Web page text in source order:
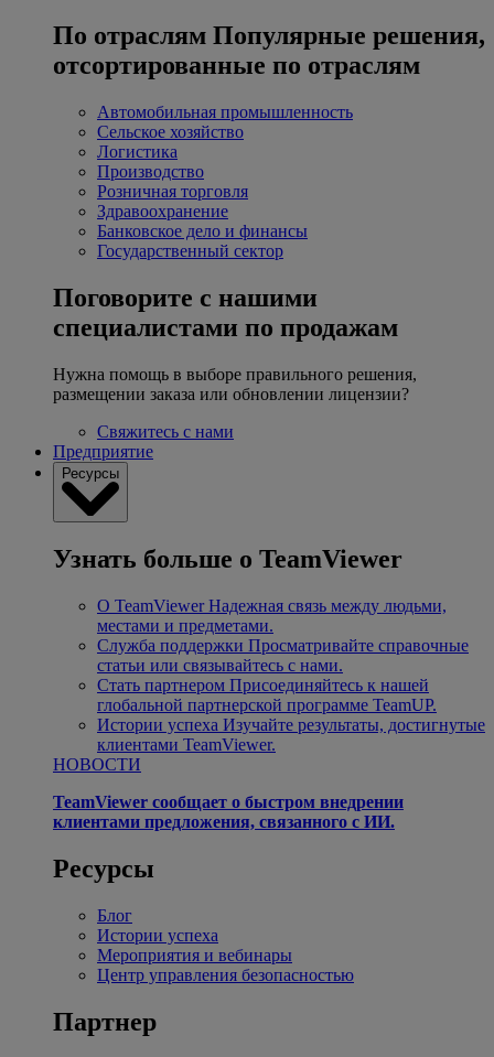
По отраслям Популярные решения,
отсортированные по отраслям
Автомобильная промышленность
Сельское хозяйство
Логистика
Производство
Розничная торговля
Здравоохранение
Банковское дело и финансы
Государственный сектор
Поговорите с нашими
специалистами по продажам
Нужна помощь в выборе правильного решения,
размещении заказа или обновлении лицензии?
Свяжитесь с нами
Предприятие
Ресурсы
Узнать больше о TeamViewer
О TeamViewer Надежная связь между людьми,
местами и предметами.
Служба поддержки Просматривайте справочные
статьи или связывайтесь с нами.
Стать партнером Присоединяйтесь к нашей
глобальной партнерской программе TeamUP.
Истории успеха Изучайте результаты, достигнутые
клиентами TeamViewer.
НОВОСТИ
TeamViewer сообщает о быстром внедрении
клиентами предложения, связанного с ИИ.
Ресурсы
Блог
Истории успеха
Мероприятия и вебинары
Центр управления безопасностью
Партнер